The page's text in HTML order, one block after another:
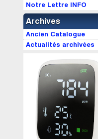
Notre Lettre INFO
Archives
Ancien Catalogue
Actualités archivées